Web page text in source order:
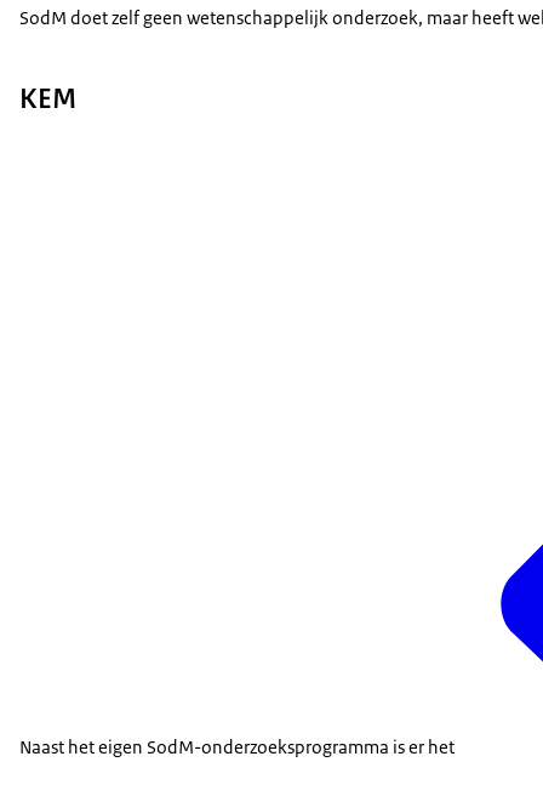
SodM doet zelf geen wetenschappelijk onderzoek, maar heeft
KEM
Naast het eigen SodM-onderzoeksprogramma is er het